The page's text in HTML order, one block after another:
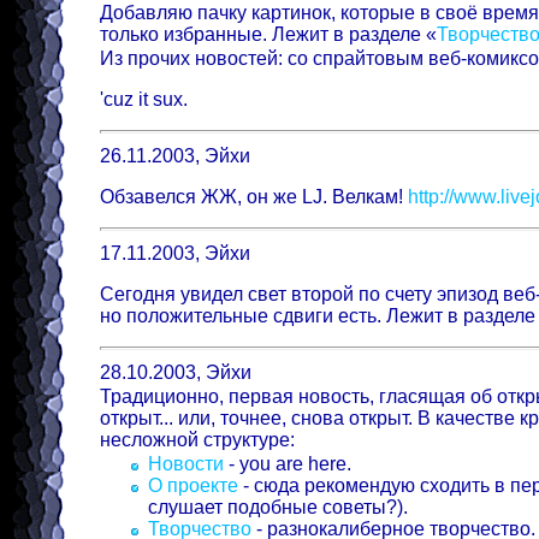
Добавляю пачку картинок, которые в своё
только избранные. Лежит в разделе «Творчество
Из прочих новостей: со спрайтовым веб-
'cuz it sux.
26.11.2003, Эйхи
Обзавелся ЖЖ, он же LJ. Велкам! http://
17.11.2003, Эйхи
Сегодня увидел свет второй по счету эпизод
но положительные сдвиги есть. Лежит в разделе
28.10.2003, Эйхи
Традиционно, первая новость, гласящая об
открыт... или, точнее, снова открыт. В качестве
несложной структуре:
Новости - you are here.
О проекте - сюда рекомендую сходить в
слушает подобные советы?).
Творчество - разнокалиберное творчество.